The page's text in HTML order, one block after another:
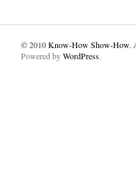
© 2010Know-How Show-How.
Powered byWordPress.